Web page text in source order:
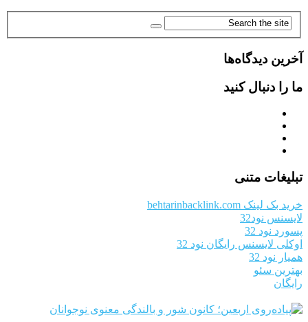
آخرین دیدگاه‌ها
ما را دنبال کنید
تبلیغات متنی
خرید بک لینک behtarinbacklink.com
لایسنس نود32
پسورد نود 32
اوکلی لایسنس رایگان نود 32
همیار نود 32
بهترین سئو
رایگان